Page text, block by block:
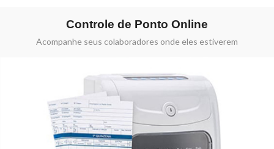
Controle de Ponto Online
Acompanhe seus colaboradores onde eles estiverem